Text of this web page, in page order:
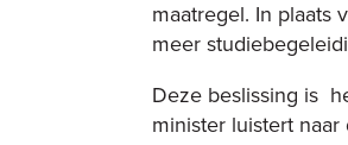
maatregel. In plaats
meer
Deze beslissing is
minister luistert